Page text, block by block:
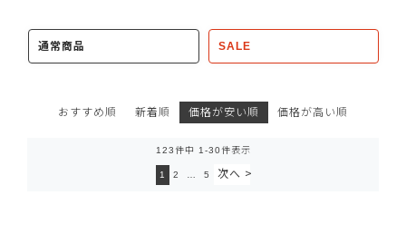
通常商品 SALE
おすすめ順 新着順 価格が安い順 価格が高い順
123件中 1 -30件表示
1 2 5